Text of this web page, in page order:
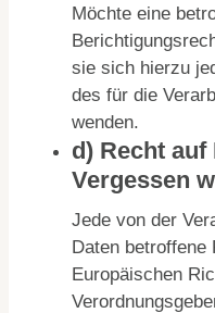
Möchte eine
sie sich hierzu
des für die
wenden.
d) Recht
Vergessen
Jede von der
Daten betroffene
Europäischen